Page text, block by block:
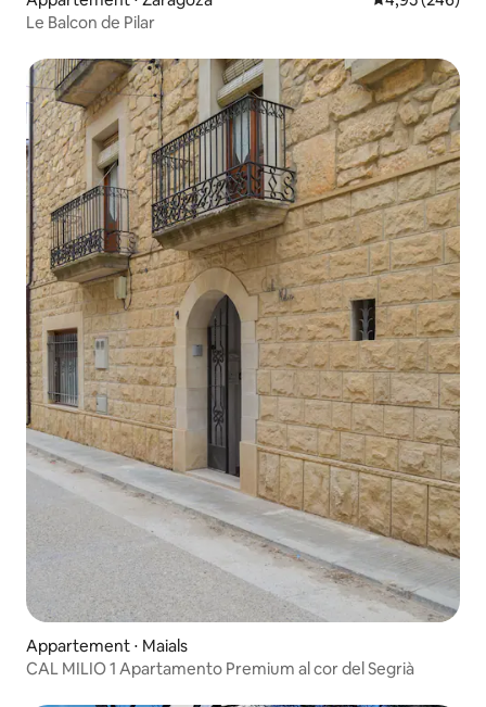
Le Balcon de Pilar
Appartement ⋅ Maials
CAL MILIO 1 Apartamento Premium al cor del Segrià